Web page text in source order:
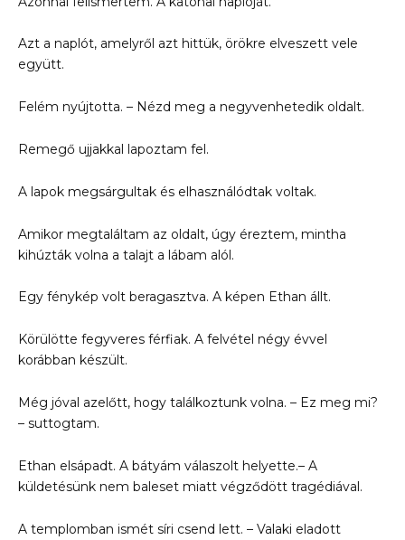
Azt a naplót, amelyről azt hittük, örökre elveszett vele
együtt.
Felém nyújtotta. – Nézd meg a negyvenhetedik oldalt.
Remegő ujjakkal lapoztam fel.
A lapok megsárgultak és elhasználódtak voltak.
Amikor megtaláltam az oldalt, úgy éreztem, mintha
kihúzták volna a talajt a lábam alól.
Egy fénykép volt beragasztva. A képen Ethan állt.
Körülötte fegyveres férfiak. A felvétel négy évvel
korábban készült.
Még jóval azelőtt, hogy találkoztunk volna. – Ez meg mi?
– suttogtam.
Ethan elsápadt. A bátyám válaszolt helyette.– A
küldetésünk nem baleset miatt végződött tragédiával.
A templomban ismét síri csend lett. – Valaki eladott